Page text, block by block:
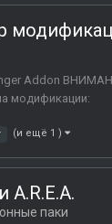
Addon
модификации:
(и ещё 1 )
A.R.E.A.
паки